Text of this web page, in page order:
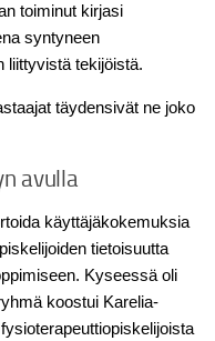
toiminut kirjasi
syntyneen
liittyvistä tekijöistä.
täydensivät ne joko
avulla
käyttäjäkokemuksia
tietoisuutta
Kyseessä oli
koostui Karelia-